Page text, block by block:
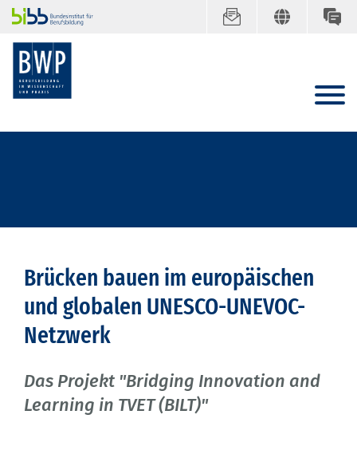
Brücken bauen im europäischen
und globalen UNESCO-UNEVOC-
Netzwerk
Das Projekt "Bridging Innovation and
Learning in TVET (BILT)"